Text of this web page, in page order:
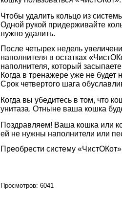
Чтобы удалить кольцо из
Одной рукой придерживайте
нужно удалить.
После четырех недель
наполнителя в остатках
наполнителя, который
Когда в тренажере уже не
Срок четвертого шага
Когда вы убедитесь в том, что
унитаза. Отныне ваша кошка
Поздравляем! Ваша кошка или
ей не нужны наполнители или
Преобрести систему
Просмотров: 6041